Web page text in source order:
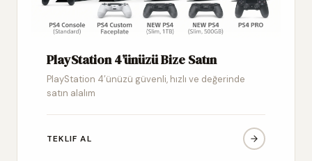
PlayStation 4’ünüzü Bize Satın
PlayStation 4’ünüzü güvenli, hızlı ve değerinde
satın alalım
TEKLIF AL